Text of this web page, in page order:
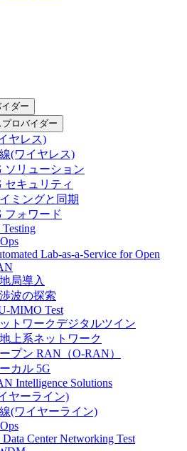
ダー
ロバイダー
ヤレス)
(ワイヤレス)
ソリューション
セキュリティ
ミングと同期
フォワード
Lab-as-a-Service for Open
局導入
波の探索
MIMO Test
トワークデジタルツイン
上系ネットワーク
プン RAN（O-RAN）
カル 5G
Intelligence Solutions
ヤーライン)
(ワイヤーライン)
Center Networking Test